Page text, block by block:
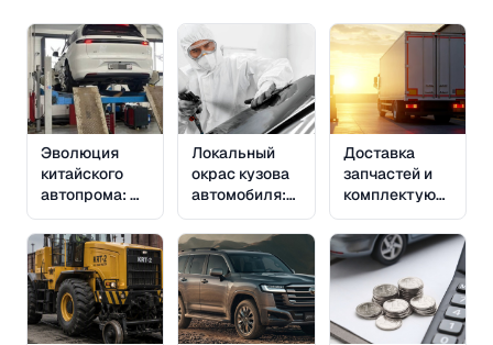
Эволюция
китайского
автопрома: С
какими
неочевидными
проблемами
сталкиваются
владельцы на
СТО
Локальный
окрас кузова
автомобиля:
Плюсы,
минусы и
технологические
нюансы
Доставка
запчастей и
комплектующих
из Европы